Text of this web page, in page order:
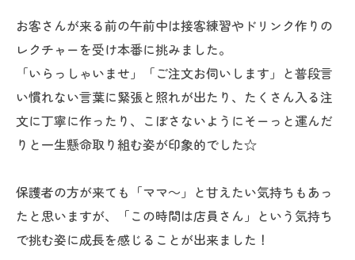
お客さんが来る前の午前中は接客練習やドリンク作りの
レクチャーを受け本番に挑みました。
「いらっしゃいませ」「ご注文お伺いします」と普段言
い慣れない言葉に緊張と照れが出たり、たくさん入る注
文に丁寧に作ったり、こぼさないようにそーっと運んだ
りと一生懸命取り組む姿が印象的でした☆
保護者の方が来ても「ママ～」と甘えたい気持ちもあっ
たと思いますが、「この時間は店員さん」という気持ち
で挑む姿に成長を感じることが出来ました！